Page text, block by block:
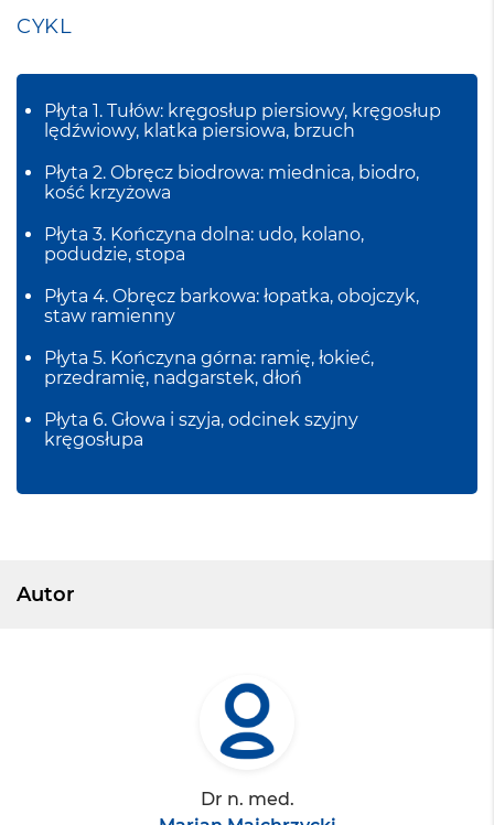
CYKL
Płyta 1. Tułów: kręgosłup piersiowy, kręgosłup
lędźwiowy, klatka piersiowa, brzuch
Płyta 2. Obręcz biodrowa: miednica, biodro,
kość krzyżowa
Płyta 3. Kończyna dolna: udo, kolano,
podudzie, stopa
Płyta 4. Obręcz barkowa: łopatka, obojczyk,
staw ramienny
Płyta 5. Kończyna górna: ramię, łokieć,
przedramię, nadgarstek, dłoń
Płyta 6. Głowa i szyja, odcinek szyjny
kręgosłupa
Autor
Dr n. med.